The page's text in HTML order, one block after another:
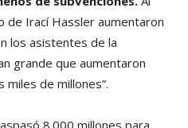
de Irací Hassler aumentaron
los asistentes de la
grande que aumentaron
de millones”.
8.000 millones para